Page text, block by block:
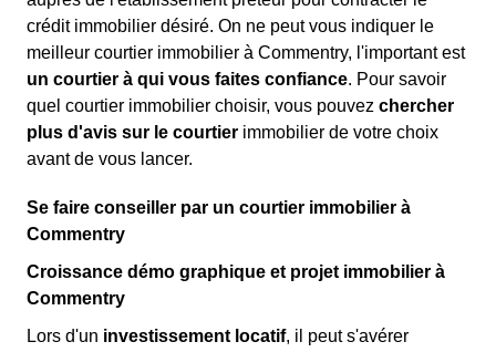
crédit immobilier désiré. On ne peut vous indiquer le
meilleur courtier immobilier à Commentry, l'important est
un courtier à qui vous faites confiance. Pour savoir
quel courtier immobilier choisir, vous pouvez chercher
plus d'avis sur le courtier immobilier de votre choix
avant de vous lancer.
Se faire conseiller par un courtier immobilier à
Commentry
Croissance démo graphique et projet immobilier à
Commentry
Lors d'un investissement locatif, il peut s'avérer